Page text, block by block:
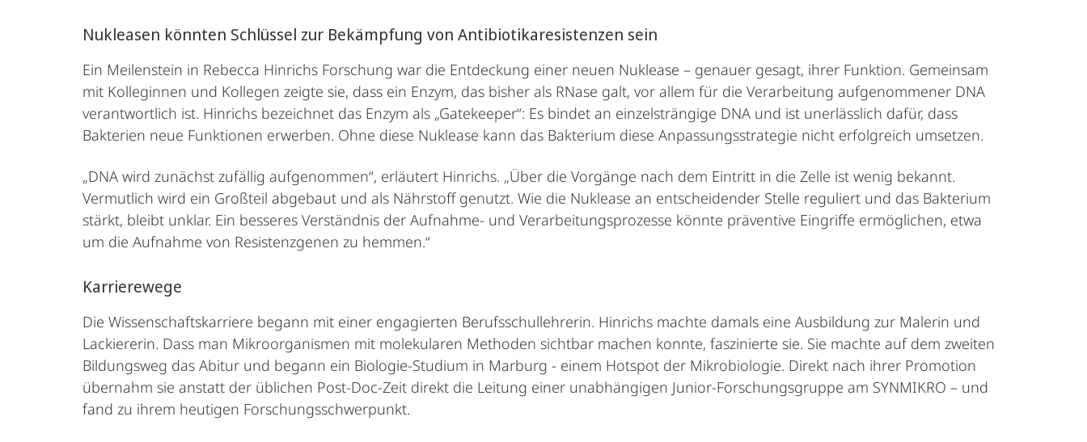
Nukleasen könnten Schlüssel zur Bekämpfung von Antibiotikaresistenzen sein
Ein Meilenstein in Rebecca Hinrichs Forschung war die Entdeckung einer neuen Nuklease – genauer gesagt, ihrer Funktion. Gemeinsam
mit Kolleginnen und Kollegen zeigte sie, dass ein Enzym, das bisher als RNase galt, vor allem für die Verarbeitung aufgenommener DNA
verantwortlich ist. Hinrichs bezeichnet das Enzym als „Gatekeeper“: Es bindet an einzelsträngige DNA und ist unerlässlich dafür, dass
Bakterien neue Funktionen erwerben. Ohne diese Nuklease kann das Bakterium diese Anpassungsstrategie nicht erfolgreich umsetzen.
„DNA wird zunächst zufällig aufgenommen“, erläutert Hinrichs. „Über die Vorgänge nach dem Eintritt in die Zelle ist wenig bekannt.
Vermutlich wird ein Großteil abgebaut und als Nährstoff genutzt. Wie die Nuklease an entscheidender Stelle reguliert und das Bakterium
stärkt, bleibt unklar. Ein besseres Verständnis der Aufnahme- und Verarbeitungsprozesse könnte präventive Eingriffe ermöglichen, etwa
um die Aufnahme von Resistenzgenen zu hemmen.“
Karrierewege
Die Wissenschaftskarriere begann mit einer engagierten Berufsschullehrerin. Hinrichs machte damals eine Ausbildung zur Malerin und
Lackiererin. Dass man Mikroorganismen mit molekularen Methoden sichtbar machen konnte, faszinierte sie. Sie machte auf dem zweiten
Bildungsweg das Abitur und begann ein Biologie-Studium in Marburg - einem Hotspot der Mikrobiologie. Direkt nach ihrer Promotion
übernahm sie anstatt der üblichen Post-Doc-Zeit direkt die Leitung einer unabhängigen Junior-Forschungsgruppe am SYNMIKRO – und
fand zu ihrem heutigen Forschungsschwerpunkt.